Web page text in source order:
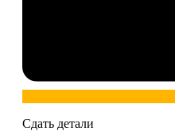
Сдать детали